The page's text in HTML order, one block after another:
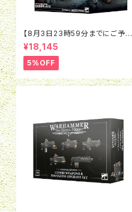
【8月3日23時59分までにご予約
で5％OFF】ウォーハンマー40K：
アストラ・ミリタルム：ベインブレイ
ド
¥18,145
5%OFF